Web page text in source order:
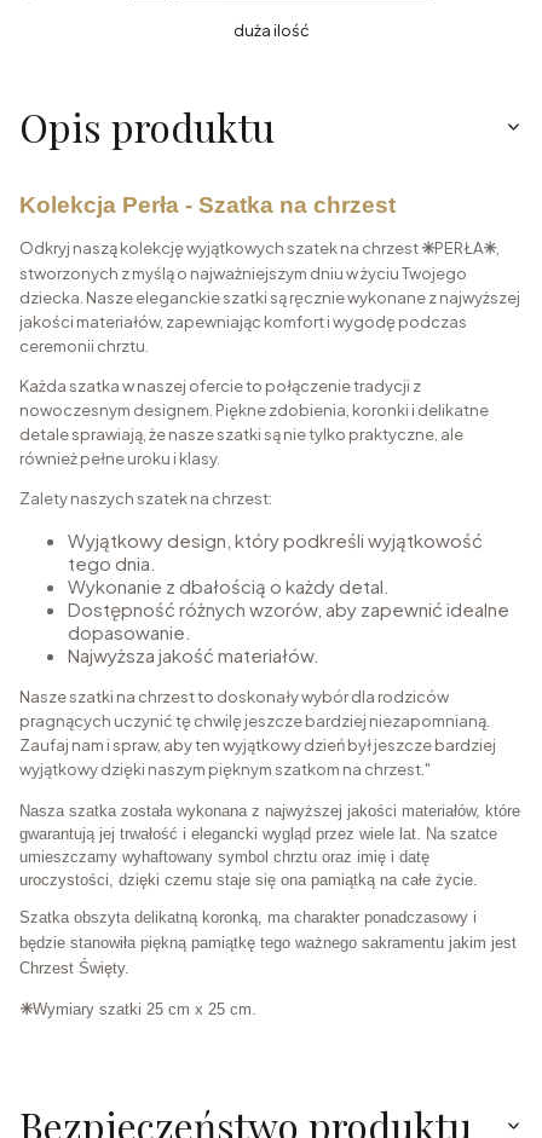
duża ilość
Opis produktu
Kolekcja Perła - Szatka na chrzest
Odkryj naszą kolekcję wyjątkowych szatek na chrzest ✳️PERŁA✳️,
stworzonych z myślą o najważniejszym dniu w życiu Twojego
dziecka. Nasze eleganckie szatki są ręcznie wykonane z najwyższej
jakości materiałów, zapewniając komfort i wygodę podczas
ceremonii chrztu.
Każda szatka w naszej ofercie to połączenie tradycji z
nowoczesnym designem. Piękne zdobienia, koronki i delikatne
detale sprawiają, że nasze szatki są nie tylko praktyczne, ale
również pełne uroku i klasy.
Zalety naszych szatek na chrzest:
Wyjątkowy design, który podkreśli wyjątkowość
tego dnia.
Wykonanie z dbałością o każdy detal.
Dostępność różnych wzorów, aby zapewnić idealne
dopasowanie.
Najwyższa jakość materiałów.
Nasze szatki na chrzest to doskonały wybór dla rodziców
pragnących uczynić tę chwilę jeszcze bardziej niezapomnianą.
Zaufaj nam i spraw, aby ten wyjątkowy dzień był jeszcze bardziej
wyjątkowy dzięki naszym pięknym szatkom na chrzest."
Nasza szatka została wykonana z najwyższej jakości materiałów, które
gwarantują jej trwałość i elegancki wygląd przez wiele lat. Na szatce
umieszczamy wyhaftowany symbol chrztu oraz imię i datę
uroczystości, dzięki czemu staje się ona pamiątką na całe życie.
Szatka obszyta delikatną koronką, ma charakter ponadczasowy i
będzie stanowiła piękną pamiątkę tego ważnego sakramentu jakim jest
Chrzest Święty.
✳️Wymiary szatki 25 cm x 25 cm.
Bezpieczeństwo produktu